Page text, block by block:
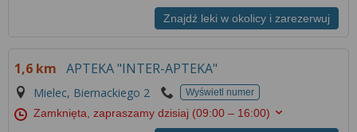
Znajdź leki w okolicy i zarezerwuj
1,6 km APTEKA "INTER-APTEKA"
Mielec, Biernackiego 2 Wyświetl numer
Zamknięta, zapraszamy dzisiaj (09:00 – 16:00)